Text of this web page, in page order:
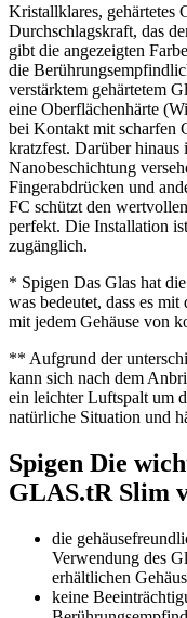
Kristallklares, gehärtetes
Durchschlagskraft, das
gibt die angezeigten
die
verstärktem gehärtetem
eine Oberflächenhärte
bei Kontakt mit scharfen
kratzfest. Darüber hinaus
Nanobeschichtung
Fingerabdrücken und
FC schützt den
perfekt. Die Installation
zugänglich.
* Spigen Das Glas hat
was bedeutet, dass es
mit jedem Gehäuse von
** Aufgrund der
kann sich nach dem
ein leichter Luftspalt um
natürliche Situation und
Spigen Die
GLAS.tR Slim
die
Verwendung des
erhältlichen
keine